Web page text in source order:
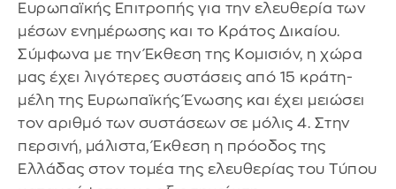
Ευρωπαϊκής Επιτροπής για την ελευθερία των
μέσων ενημέρωσης και το Κράτος Δικαίου.
Σύμφωνα με την Έκθεση της Κομισιόν, η χώρα
μας έχει λιγότερες συστάσεις από 15 κράτη-
μέλη της Ευρωπαϊκής Ένωσης και έχει μειώσει
τον αριθμό των συστάσεων σε μόλις 4. Στην
περσινή, μάλιστα, Έκθεση η πρόοδος της
Ελλάδας στον τομέα της ελευθερίας του Τύπου